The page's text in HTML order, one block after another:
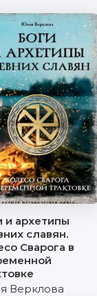
и архетипы
славян.
Сварога в
Верклова